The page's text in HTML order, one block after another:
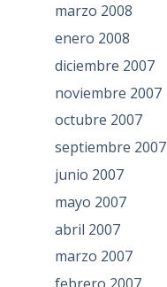
marzo 2008
enero 2008
diciembre 2007
noviembre 2007
octubre 2007
septiembre 2007
junio 2007
mayo 2007
abril 2007
marzo 2007